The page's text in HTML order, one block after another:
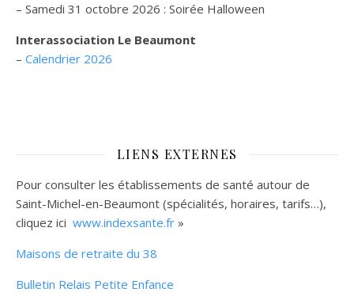
– Samedi 31 octobre 2026 : Soirée Halloween
Interassociation Le Beaumont
– Calendrier 2026
LIENS EXTERNES
Pour consulter les établissements de santé autour de
Saint-Michel-en-Beaumont (spécialités, horaires, tarifs…),
cliquez ici www.indexsante.fr »
Maisons de retraite du 38
Bulletin Relais Petite Enfance